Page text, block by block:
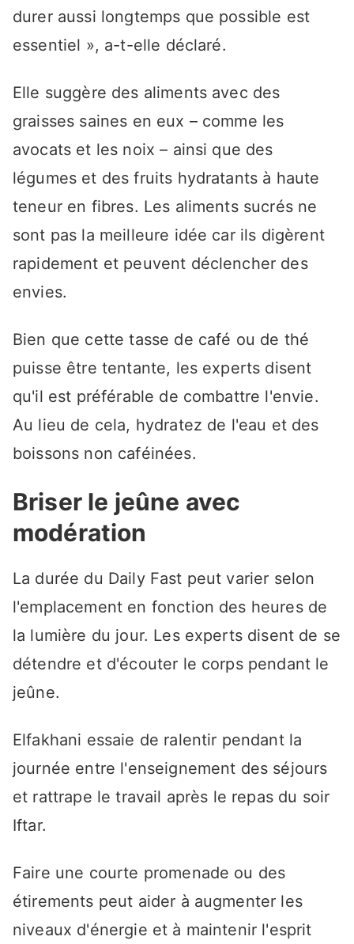
durer aussi longtemps que possible est
essentiel », a-t-elle déclaré.
Elle suggère des aliments avec des
graisses saines en eux – comme les
avocats et les noix – ainsi que des
légumes et des fruits hydratants à haute
teneur en fibres. Les aliments sucrés ne
sont pas la meilleure idée car ils digèrent
rapidement et peuvent déclencher des
envies.
Bien que cette tasse de café ou de thé
puisse être tentante, les experts disent
qu'il est préférable de combattre l'envie.
Au lieu de cela, hydratez de l'eau et des
boissons non caféinées.
Briser le jeûne avec
modération
La durée du Daily Fast peut varier selon
l'emplacement en fonction des heures de
la lumière du jour. Les experts disent de se
détendre et d'écouter le corps pendant le
jeûne.
Elfakhani essaie de ralentir pendant la
journée entre l'enseignement des séjours
et rattrape le travail après le repas du soir
Iftar.
Faire une courte promenade ou des
étirements peut aider à augmenter les
niveaux d'énergie et à maintenir l'esprit